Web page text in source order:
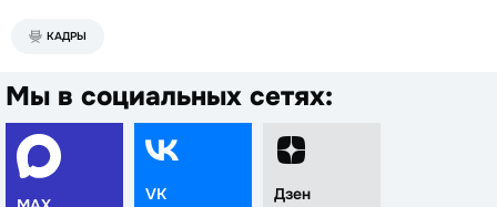
КАДРЫ
Мы в социальных сетях:
VK Дзен